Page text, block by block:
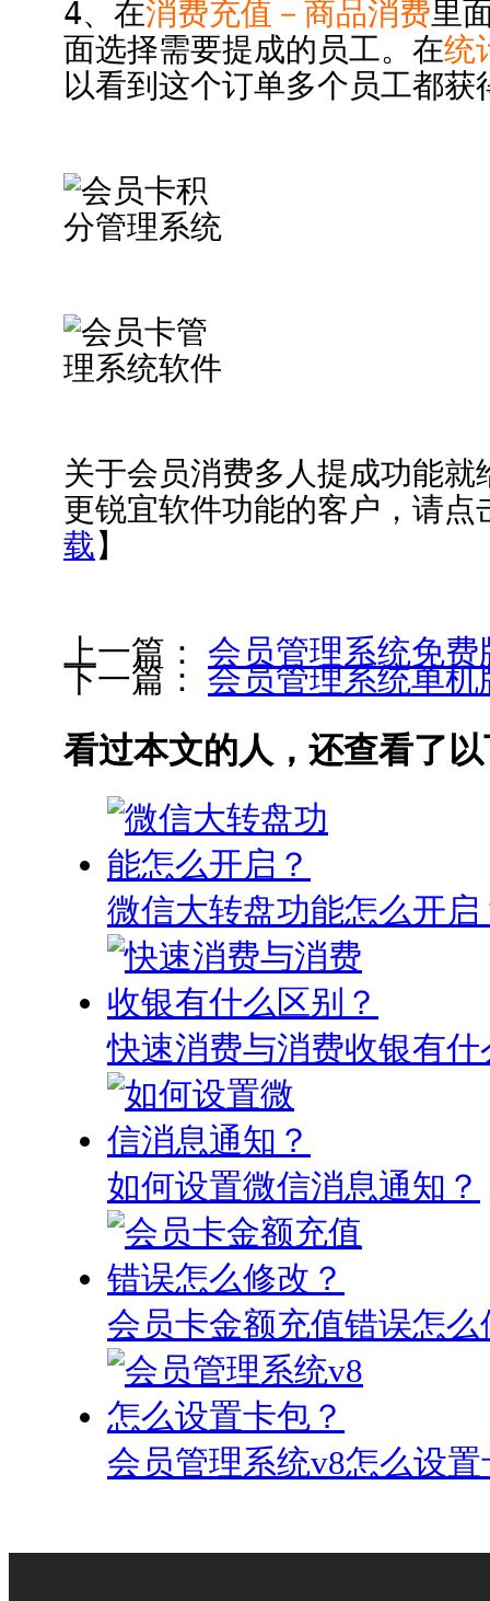
4、在消费充值－商品消费里
面选择需要提成的员工。在统
以看到这个订单多个员工都获
关于会员消费多人提成功能
更锐宜软件功能的客户，请点
载】
上一篇： 会员管理系统免费
下一篇： 会员管理系统单
看过本文的人，还查看了
微信大转盘功能怎么开启
快速消费与消费收银有什
如何设置微信消息通知？
会员卡金额充值错误怎么
会员管理系统v8怎么设